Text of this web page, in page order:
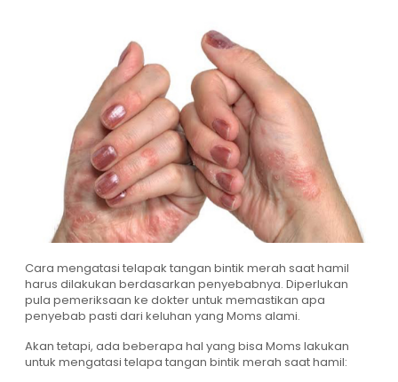
Cara mengatasi telapak tangan bintik merah saat hamil
harus dilakukan berdasarkan penyebabnya. Diperlukan
pula pemeriksaan ke dokter untuk memastikan apa
penyebab pasti dari keluhan yang Moms alami.
Akan tetapi, ada beberapa hal yang bisa Moms lakukan
untuk mengatasi telapa tangan bintik merah saat hamil: